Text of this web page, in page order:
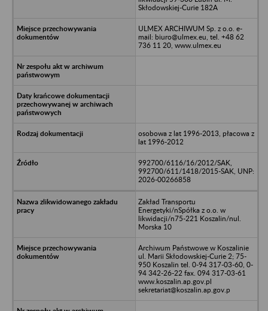
Skłodowskiej-Curie 182A
ULMEX ARCHIWUM Sp. z o.o. e-
mail: biuro@ulmex.eu, tel. +48 62
736 11 20, www.ulmex.eu
osobowa z lat 1996-2013, płacowa z
lat 1996-2012
992700/6116/16/2012/SAK,
992700/611/1418/2015-SAK, UNP:
2026-00266858
Zakład Transportu
Energetyki/nSpółka z o.o. w
likwidacji/n75-221 Koszalin/nul.
Morska 10
Archiwum Państwowe w Koszalinie
ul. Marii Skłodowskiej-Curie 2; 75-
950 Koszalin tel. 0-94 317-03-60, 0-
94 342-26-22 fax. 094 317-03-61
www.koszalin.ap.gov.pl
sekretariat@koszalin.ap.gov.p